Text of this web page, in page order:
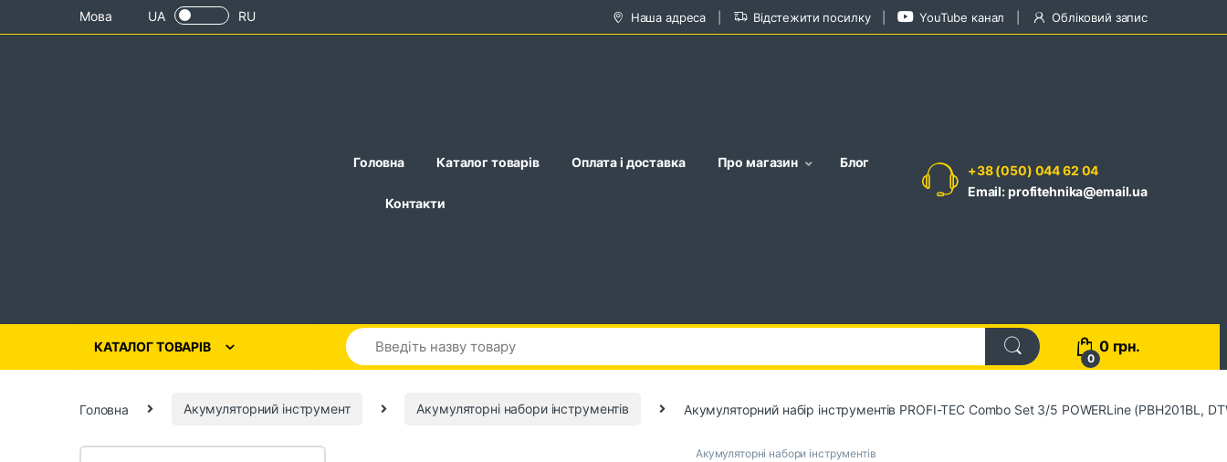
Skip to navigation
Skip to contentМова UA RU Наша адреса Відстежити посилку YouTube канал Обліковий запис
Головна Каталог товарів Оплата і доставка Про магазин Блог
Контакти
+38 (050) 044 62 04
Email: profitehnika@email.ua
КАТАЛОГ ТОВАРІВ
0
0 грн.
Головна Акумуляторний інструмент Акумуляторні набори інструментів Акумуляторний набір інструментів PROFI-TEC Combo Set 3/5 POWERLine (PBH201BL,
Акумуляторні набори інструментів